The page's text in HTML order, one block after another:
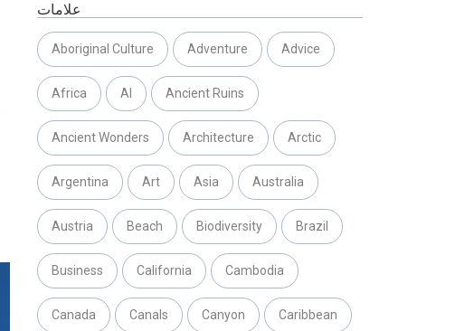
علامات
Aboriginal Culture Adventure Advice
Africa AI Ancient Ruins
Ancient Wonders Architecture Arctic
Argentina Art Asia Australia
Austria Beach Biodiversity Brazil
Business California Cambodia
Canada Canals Canyon Caribbean